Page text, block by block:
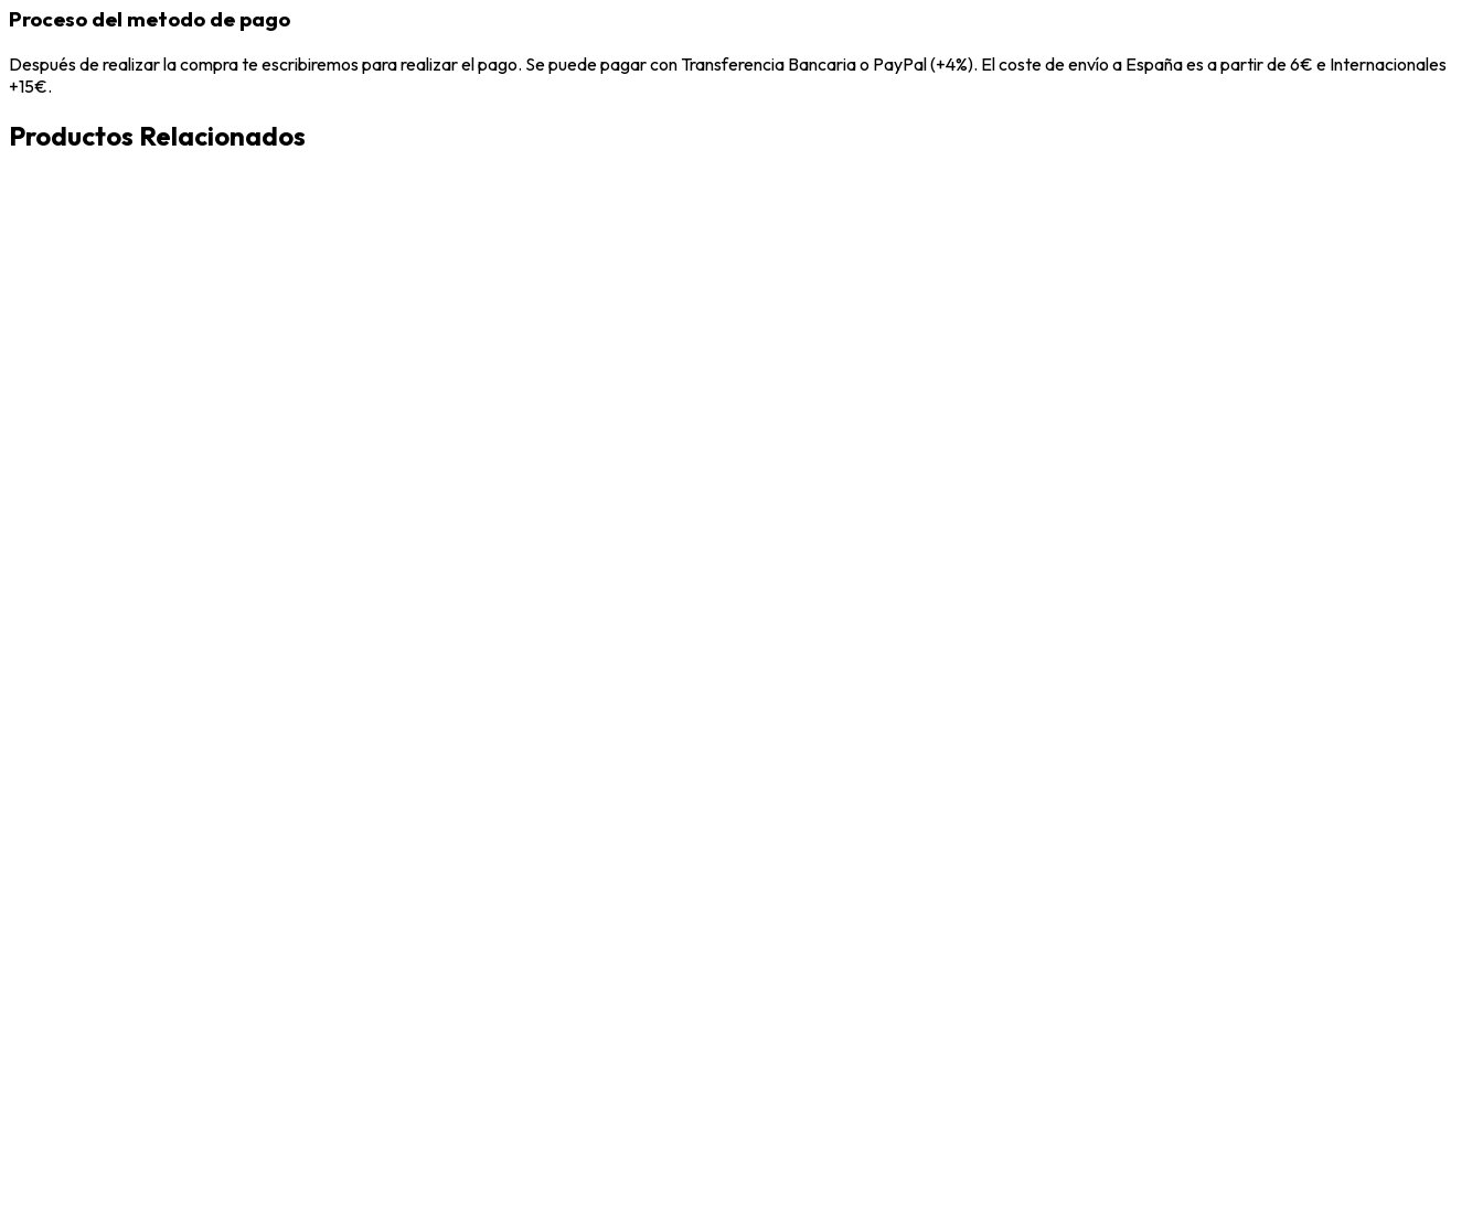
Proceso del metodo de pago
Después de realizar la compra te escribiremos para realizar el pago. Se puede pagar con Transferencia Bancaria o PayPal (+4%). El coste de envío a España es a partir de 6€ e Internacionales
+15€.
Productos Relacionados